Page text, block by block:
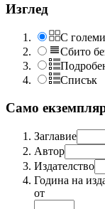
Изглед
С
Сбито
Списък
Само
Заглавие
Автор
Издателство
Година на
от